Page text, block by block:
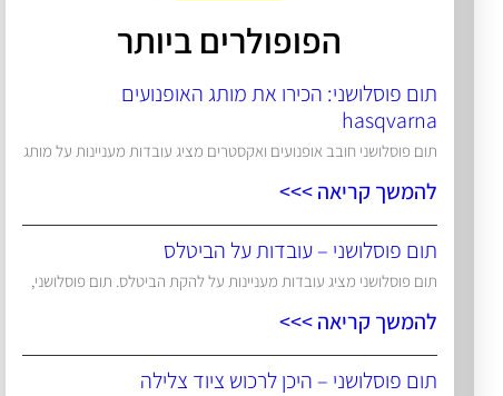
הפופולרים ביותר
תום פוסלושני: הכירו את מותג האופנועים
hasqvarna
תום פוסלושני חובב אופנועים ואקסטרים מציג עובדות מעניינות על מותג
להמשך קריאה >>>
תום פוסלושני – עובדות על הביטלס
תום פוסלושני מציג עובדות מעניינות על להקת הביטלס. תום פוסלושני,
להמשך קריאה >>>
תום פוסלושני – היכן לרכוש ציוד צלילה